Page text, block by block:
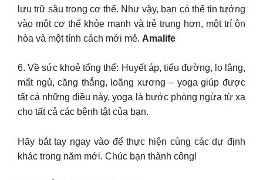
lưu trữ sâu trong cơ thể. Như vậy, bạn có thể tin tưởng
vào một cơ thể khỏe mạnh và trẻ trung hơn, một trí ôn
hòa và một tính cách mới mẻ. Amalife
6. Về sức khoẻ tổng thể: Huyết áp, tiểu đường, lo lắng,
mất ngủ, căng thẳng, loãng xương – yoga giúp được
tất cả những điều này, yoga là bước phòng ngừa từ xa
cho tất cả các bệnh tật của bạn.
Hãy bắt tay ngay vào để thực hiện cùng các dự định
khác trong năm mới. Chúc bạn thành công!